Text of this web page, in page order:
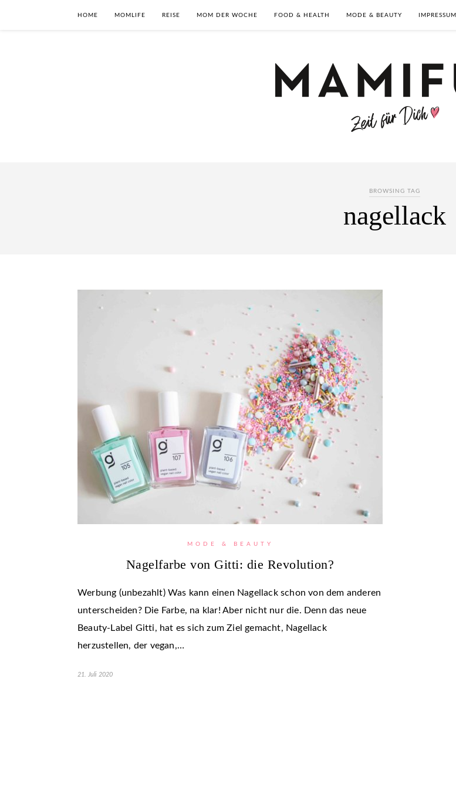
HOME MOMLIFE REISE MOM DER WOCHE FOOD & HEALTH MODE & BEAUTY IMPRESSUM
BROWSING TAG
nagellack
MODE & BEAUTY
Nagelfarbe von Gitti: die Revolution?
Werbung (unbezahlt) Was kann einen Nagellack schon von dem anderen
unterscheiden? Die Farbe, na klar! Aber nicht nur die. Denn das neue
Beauty-Label Gitti, hat es sich zum Ziel gemacht, Nagellack
herzustellen, der vegan,…
21. Juli 2020